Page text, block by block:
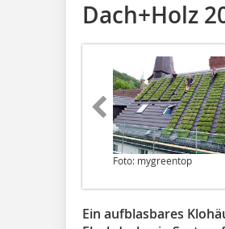
Dach+Holz
Foto: mygreentop
Ein aufblasbares